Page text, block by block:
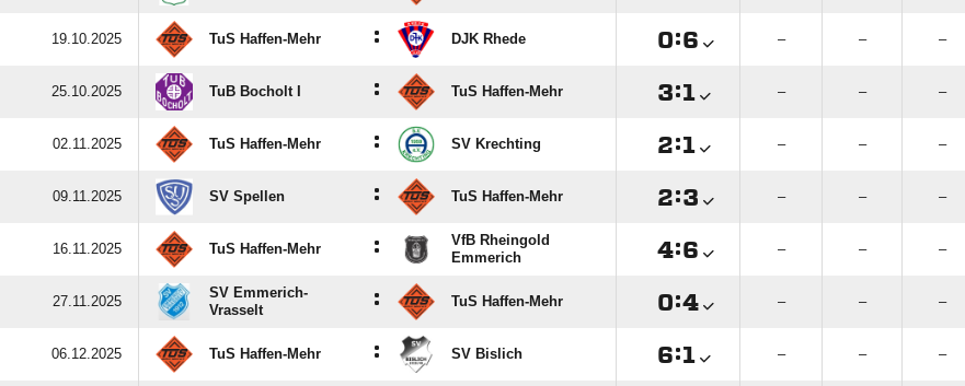
19.10.2025 TuS Haffen-Mehr : DJK Rhede : – – –
25.10.2025 TuB Bocholt I : TuS Haffen-Mehr : – – –
02.11.2025 TuS Haffen-Mehr : SV Krechting : – – –
09.11.2025 SV Spellen : TuS Haffen-Mehr : – – –
16.11.2025 TuS Haffen-Mehr :
VfB Rheingold
Emmerich
: – – –
27.11.2025
SV Emmerich-
Vrasselt
: TuS Haffen-Mehr : – – –
06.12.2025 TuS Haffen-Mehr : SV Bislich : – – –